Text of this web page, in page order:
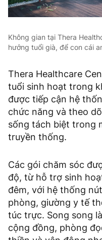
Không gian tại Thera
hưởng tuổi già, để con cái
Thera Healthcare
tuổi sinh hoạt trong
được tiếp cận hệ
chức năng và theo
sống tách biệt trong
truyền thống.
Các gói chăm sóc
độ, từ hỗ trợ sinh
đêm, với hệ thống
phòng, giường y tế
túc trực. Song song
cộng đồng, phòng